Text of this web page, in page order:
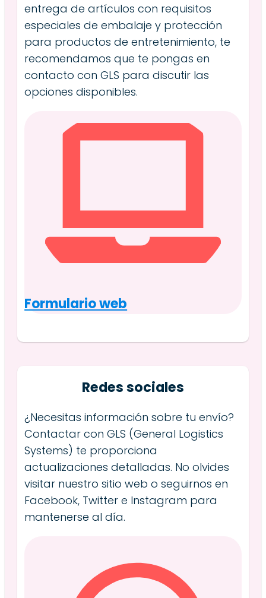
entrega de artículos con requisitos
especiales de embalaje y protección
para productos de entretenimiento, te
recomendamos que te pongas en
contacto con GLS para discutir las
opciones disponibles.
Formulario web
Redes sociales
¿Necesitas información sobre tu envío?
Contactar con GLS (General Logistics
Systems) te proporciona
actualizaciones detalladas. No olvides
visitar nuestro sitio web o seguirnos en
Facebook, Twitter e Instagram para
mantenerse al día.